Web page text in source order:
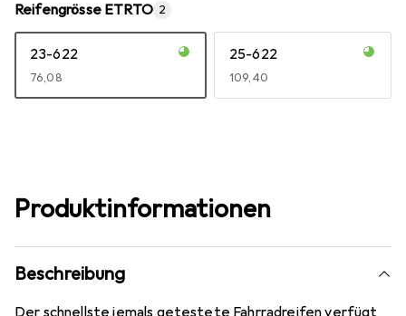
Reifengrösse ETRTO 2
23-622
EUR
76,08
25-622
EUR
109,40
Produktinformationen
Beschreibung
Der schnellste jemals getestete Fahrradreifen verfügt